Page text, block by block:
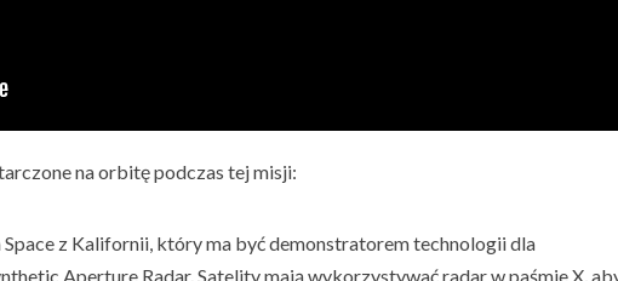
na orbitę podczas tej misji:
z Kalifornii, który ma być demonstratorem technologii dla
Aperture Radar. Satelity mają wykorzystywać radar w paśmie X,